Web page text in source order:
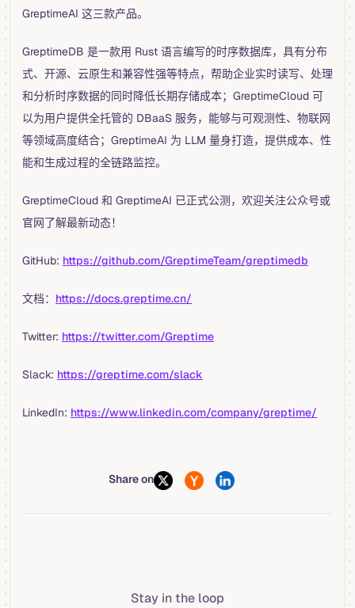
GreptimeAI 这三款产品。
GreptimeDB 是一款用 Rust 语言编写的时序数据库，具有分布
式、开源、云原生和兼容性强等特点，帮助企业实时读写、处理
和分析时序数据的同时降低长期存储成本；GreptimeCloud 可
以为用户提供全托管的 DBaaS 服务，能够与可观测性、物联网
等领域高度结合；GreptimeAI 为 LLM 量身打造，提供成本、性
能和生成过程的全链路监控。
GreptimeCloud 和 GreptimeAI 已正式公测，欢迎关注公众号或
官网了解最新动态！
GitHub: https://github.com/GreptimeTeam/greptimedb
文档： https://docs.greptime.cn/
Twitter: https://twitter.com/Greptime
Slack: https://greptime.com/slack
LinkedIn: https://www.linkedin.com/company/greptime/
Share on
Stay in the loop